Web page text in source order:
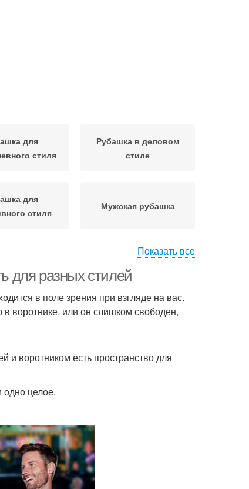
для
стиля
Рубашка в деловом
стиле
для
стиля
Мужская рубашка
Показать все
для разных стилей
в поле зрения при взгляде на вас.
воротнике, или он слишком свободен,
воротником есть пространство для
одно целое.